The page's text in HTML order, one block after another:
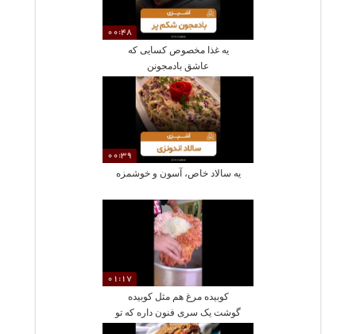
00:48
یه غذا مخصوص کسایی که
عاشق بادمجونن
00:39
یه سالاد خاص، آسون و خوشمزه
01:17
کوبیده مرغ هم مثل کوبیده
گوشت یک‌ سری فنون داره که تو
این ویدیو میتونین ببینیدش